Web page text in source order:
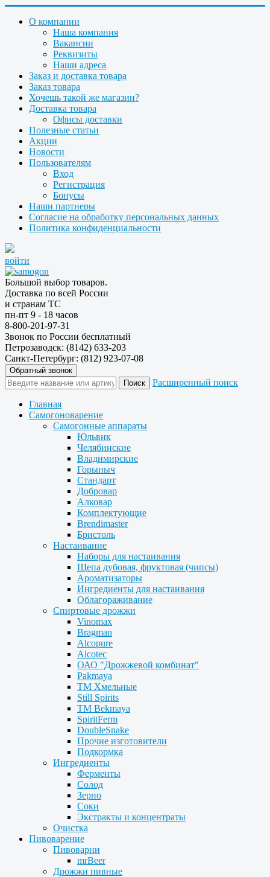
О компании
Наша компания
Вакансии
Реквизиты
Наши адреса
Заказ и доставка товара
Заказ товара
Хочешь такой же магазин?
Доставка товара
Офисы доставки
Полезные статьи
Акции
Новости
Пользователям
Вход
Регистрация
Бонусы
Наши партнеры
Согласие на обработку персональных данных
Политика конфиденциальности
войти
Большой выбор товаров.
Доставка по всей России
и странам ТС
пн-пт 9 - 18 часов
8-800-201-97-31
Звонок по России бесплатный
Петрозаводск: (8142) 633-203
Санкт-Петербург: (812) 923-07-08
Обратный звонок
Расширенный поиск
Главная
Самогоноварение
Самогонные аппараты
Юльвик
Челябинские
Владимирские
Горыныч
Стандарт
Добровар
Алковар
Комплектующие
Brendimaster
Бристоль
Настаивание
Наборы для настаивания
Щепа дубовая, фруктовая (чипсы)
Ароматизаторы
Ингредиенты для настаивания
Облагораживание
Спиртовые дрожжи
Vinomax
Bragman
Alcopure
Alcotec
ОАО "Дрожжевой комбинат"
Pakmaya
ТМ Хмельные
Still Spirits
ТМ Bekmaya
SpiritFerm
DoubleSnake
Прочие изготовители
Подкормка
Ингредиенты
Ферменты
Солод
Зерно
Соки
Экстракты и концентраты
Очистка
Пивоварение
Пивоварни
mrBeer
Дрожжи пивные